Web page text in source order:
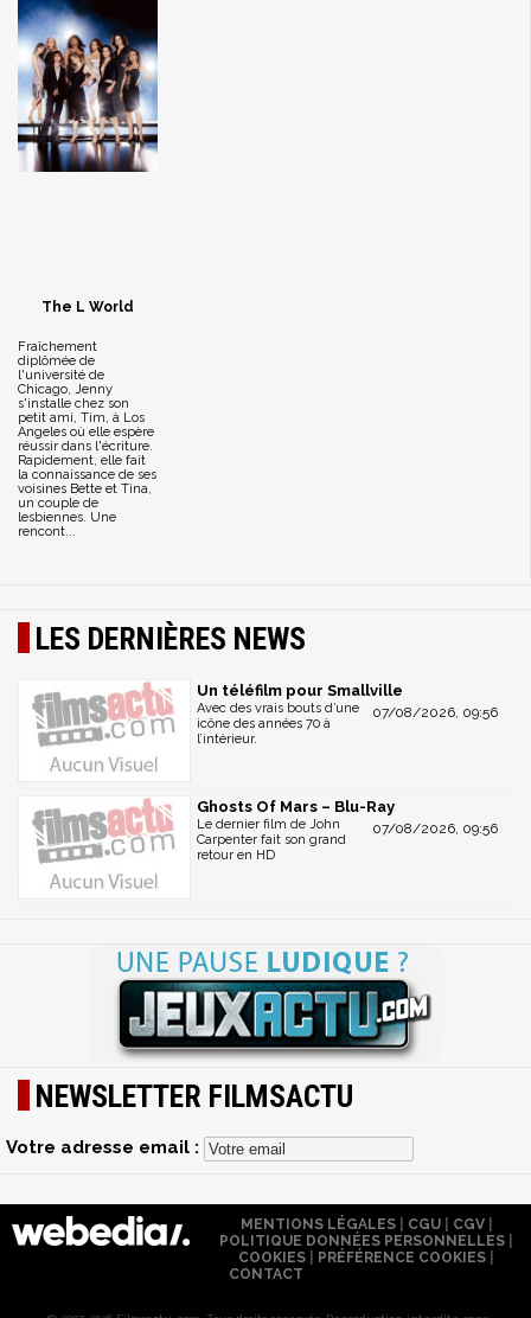
The L World
Fraîchement
diplômée de
l'université de
Chicago, Jenny
s'installe chez son
petit ami, Tim, à Los
Angeles où elle espère
réussir dans l'écriture.
Rapidement, elle fait
la connaissance de ses
voisines Bette et Tina,
un couple de
lesbiennes. Une
rencont...
LES DERNIÈRES NEWS
Un téléfilm pour Smallville
07/08/2026, 09:56
Avec des vrais bouts d’une
icône des années 70 à
l’intérieur.
Ghosts Of Mars – Blu-Ray
07/08/2026, 09:56
Le dernier film de John
Carpenter fait son grand
retour en HD
NEWSLETTER FILMSACTU
Votre adresse email :
MENTIONS LÉGALES| CGU| CGV|
POLITIQUE DONNÉES PERSONNELLES
COOKIES
PRÉFÉRENCE COOKIES
CONTACT